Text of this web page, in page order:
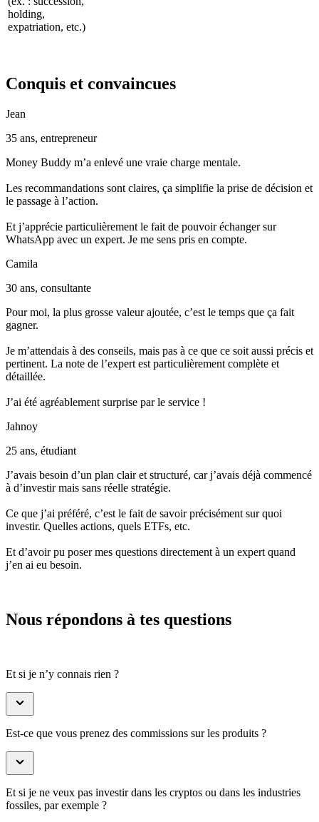
holding,
expatriation, etc.)
Conquis et convaincues
Jean
35 ans, entrepreneur
Money Buddy m’a enlevé une vraie charge mentale.
Les recommandations sont claires, ça simplifie la prise de décision et
le passage à l’action.
Et j’apprécie particulièrement le fait de pouvoir échanger sur
WhatsApp avec un expert. Je me sens pris en compte.
Camila
30 ans, consultante
Pour moi, la plus grosse valeur ajoutée, c’est le temps que ça fait
gagner.
Je m’attendais à des conseils, mais pas à ce que ce soit aussi précis et
pertinent. La note de l’expert est particulièrement complète et
détaillée.
J’ai été agréablement surprise par le service !
Jahnoy
25 ans, étudiant
J’avais besoin d’un plan clair et structuré, car j’avais déjà commencé
à d’investir mais sans réelle stratégie.
Ce que j’ai préféré, c’est le fait de savoir précisément sur quoi
investir. Quelles actions, quels ETFs, etc.
Et d’avoir pu poser mes questions directement à un expert quand
j’en ai eu besoin.
Nous répondons à tes questions
Et si je n’y connais rien ?
Est-ce que vous prenez des commissions sur les produits ?
Et si je ne veux pas investir dans les cryptos ou dans les industries
fossiles, par exemple ?